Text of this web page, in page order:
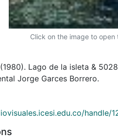
Click on the image to open
Lago de la isleta &
Jorge Garces Borrero.
handle/